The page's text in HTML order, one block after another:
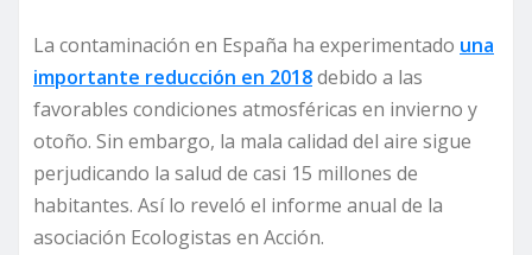
La contaminación en España ha experimentado una
importante reducción en 2018debido a las
favorables condiciones atmosféricas en invierno y
otoño. Sin embargo, la mala calidad del aire sigue
perjudicando la salud de casi 15 millones de
habitantes. Así lo reveló el informe anual de la
asociación Ecologistas en Acción.